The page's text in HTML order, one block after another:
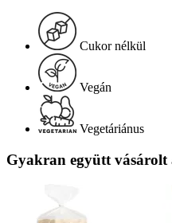
Cukor nélkül
Vegán
Vegetáriánus
Gyakran együtt vásárolt